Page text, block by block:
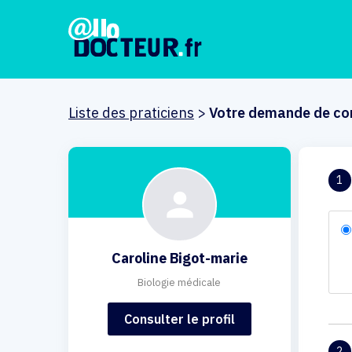
Liste des praticiens > Votre demande de
Caroline Bigot-marie
Biologie médicale
Consulter le profil
1